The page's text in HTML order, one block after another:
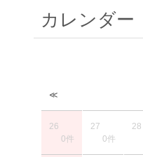
カレンダー
≪
26
0件
27
0件
28